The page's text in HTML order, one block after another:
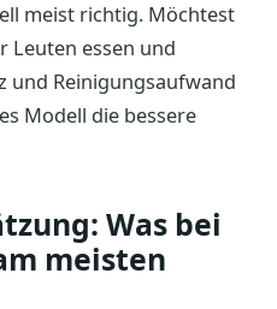
meist richtig. Möchtest
Leuten essen und
und Reinigungsaufwand
Modell die bessere
Was bei
meisten